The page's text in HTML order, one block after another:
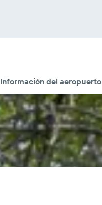
Información del aeropuerto